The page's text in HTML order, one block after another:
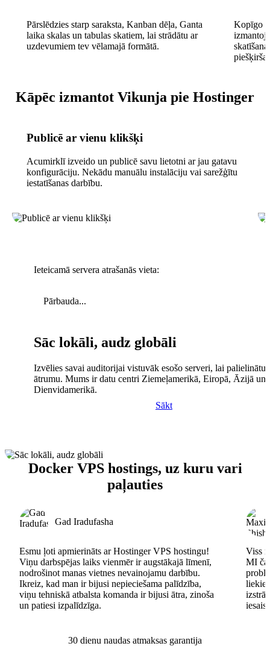
Pārslēdzies starp saraksta, Kanban dēļa, Ganta
laika skalas un tabulas skatiem, lai strādātu ar
uzdevumiem tev vēlamajā formātā.
Kopīgo
Kāpēc izmantot Vikunja pie Hostinger
Publicē ar vienu klikšķi
Acumirklī izveido un publicē savu lietotni ar jau gatavu
konfigurāciju. Nekādu manuālu instalāciju vai sarežģītu
iestatīšanas darbību.
Ieteicamā servera atrašanās vieta:
Pārbauda...
Sāc lokāli, audz globāli
Izvēlies savai auditorijai vistuvāk esošo serveri, lai palielinātu
ātrumu. Mums ir datu centri Ziemeļamerikā, Eiropā, Āzijā un
Dienvidamerikā.
Sākt
Docker VPS hostings, uz kuru vari
paļauties
Gad Iradufasha
Esmu ļoti apmierināts ar Hostinger VPS hostingu!
Viņu darbspējas laiks vienmēr ir augstākajā līmenī,
nodrošinot manas vietnes nevainojamu darbību.
Ikreiz, kad man ir bijusi nepieciešama palīdzība,
viņu tehniskā atbalsta komanda ir bijusi ātra, zinoša
un patiesi izpalīdzīga.
Viss
MI
30 dienu naudas atmaksas garantija